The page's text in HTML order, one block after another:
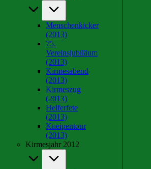
Menschenkicker
(2013)
75.
Vereinsjubiläum
(2013)
Kirmesabend
(2013)
Kirmeszug
(2013)
Helferfete
(2013)
Kneipentour
(2013)
Kirmesjahr 2012